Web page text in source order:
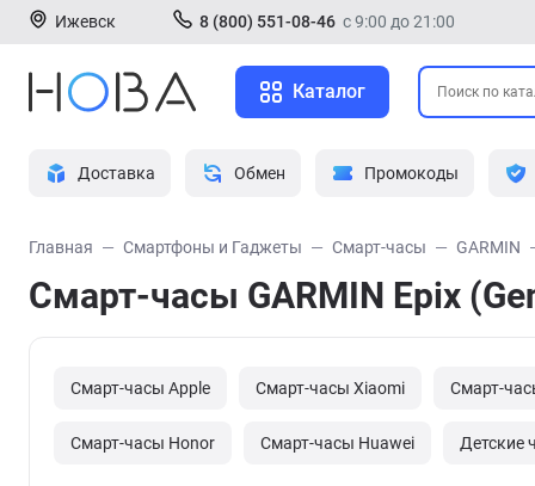
Ижевск 8 (800) 551-08-46 с 9:00 до 21:00
Каталог
Доставка Обмен Промокоды
Главная Смартфоны и Гаджеты Смарт-часы GARMIN
Смарт-часы GARMIN Epix
Смарт-часы Apple Смарт-часы Xiaomi Смарт-
Смарт-часы Honor Смарт-часы Huawei Детские